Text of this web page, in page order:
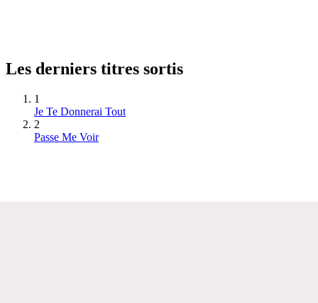
Les derniers titres sortis
1
Je Te Donnerai Tout
2
Passe Me Voir